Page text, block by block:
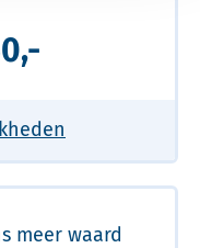
meer waard